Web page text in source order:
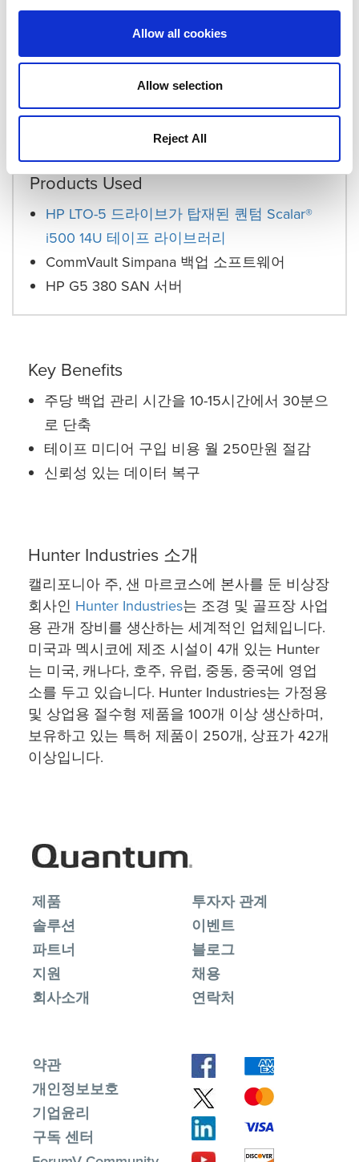
Allow all cookies
Allow selection
Reject All
구되어 가장 최신 버전을 볼 수 있습니다.
Winckler는 백업에 집중하지만 Hunter의 데이터 보호
는 이후 어떠한 백업 문제를 발생시키지 않았습니다.
Products Used
HP LTO-5 드라이브가 탑재된 퀀텀 Scalar®
i500 14U 테이프 라이브러리
CommVault Simpana 백업 소프트웨어
HP G5 380 SAN 서버
Key Benefits
주당 백업 관리 시간을 10-15시간에서 30분으
로 단축
테이프 미디어 구입 비용 월 250만원 절감
신뢰성 있는 데이터 복구
Hunter Industries 소개
캘리포니아 주, 샌 마르코스에 본사를 둔 비상장
회사인 Hunter Industries는 조경 및 골프장 사업
용 관개 장비를 생산하는 세계적인 업체입니다.
미국과 멕시코에 제조 시설이 4개 있는 Hunter
는 미국, 캐나다, 호주, 유럽, 중동, 중국에 영업
소를 두고 있습니다. Hunter Industries는 가정용
및 상업용 절수형 제품을 100개 이상 생산하며,
보유하고 있는 특허 제품이 250개, 상표가 42개
이상입니다.
제품
솔루션
파트너
지원
회사소개
투자자 관계
이벤트
블로그
채용
연락처
약관
개인정보보호
기업윤리
구독 센터